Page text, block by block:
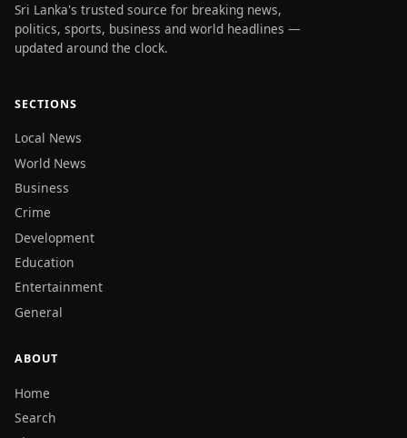
Sri Lanka's trusted source for breaking news,
politics, sports, business and world headlines —
updated around the clock.
SECTIONS
Local News
World News
Business
Crime
Development
Education
Entertainment
General
ABOUT
Home
Search